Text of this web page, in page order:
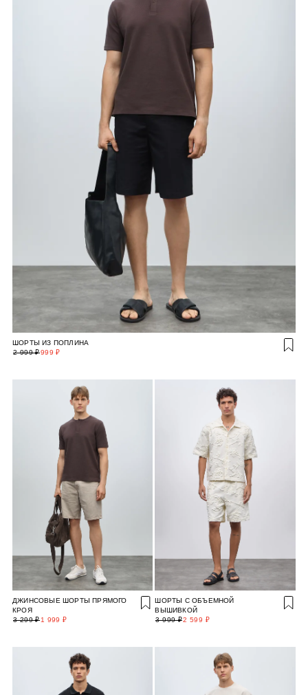
ШОРТЫ ИЗ ПОПЛИНА
999 ₽
2 999 ₽
ДЖИНСОВЫЕ ШОРТЫ ПРЯМОГО
КРОЯ
1 999 ₽
3 299 ₽
ШОРТЫ С ОБЪЕМНОЙ
ВЫШИВКОЙ
2 599 ₽
3 999 ₽